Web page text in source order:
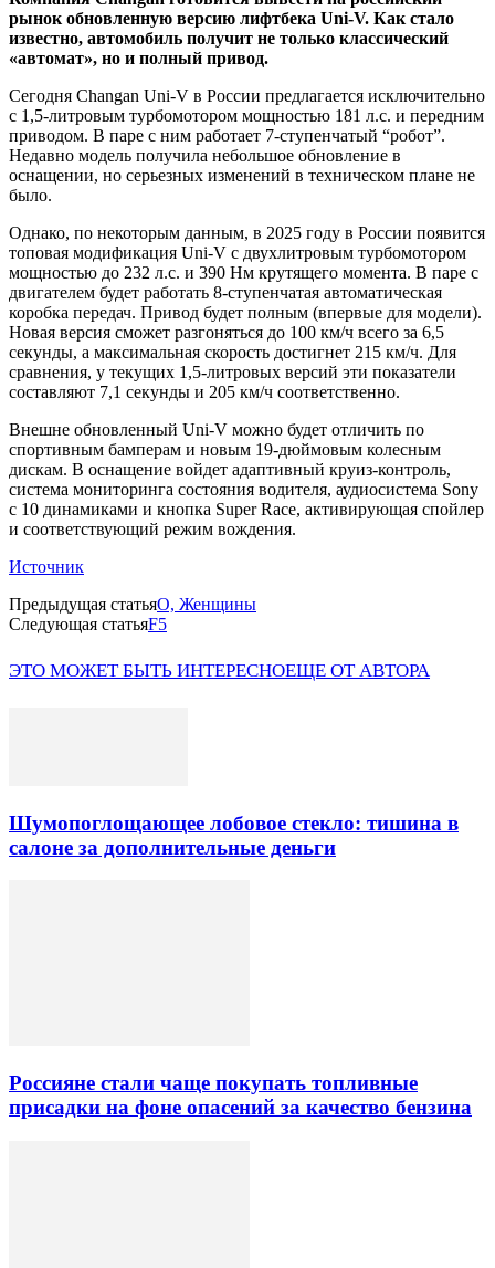
рынок обновленную версию лифтбека Uni-V. Как стало
известно, автомобиль получит не только классический
«автомат», но и полный привод.
Сегодня Changan Uni-V в России предлагается исключительно
с 1,5-литровым турбомотором мощностью 181 л.с. и передним
приводом. В паре с ним работает 7-ступенчатый “робот”.
Недавно модель получила небольшое обновление в
оснащении, но серьезных изменений в техническом плане не
было.
Однако, по некоторым данным, в 2025 году в России появится
топовая модификация Uni-V с двухлитровым турбомотором
мощностью до 232 л.с. и 390 Нм крутящего момента. В паре с
двигателем будет работать 8-ступенчатая автоматическая
коробка передач. Привод будет полным (впервые для модели).
Новая версия сможет разгоняться до 100 км/ч всего за 6,5
секунды, а максимальная скорость достигнет 215 км/ч. Для
сравнения, у текущих 1,5-литровых версий эти показатели
составляют 7,1 секунды и 205 км/ч соответственно.
Внешне обновленный Uni-V можно будет отличить по
спортивным бамперам и новым 19-дюймовым колесным
дискам. В оснащение войдет адаптивный круиз-контроль,
система мониторинга состояния водителя, аудиосистема Sony
с 10 динамиками и кнопка Super Race, активирующая спойлер
и соответствующий режим вождения.
Источник
Предыдущая статьяО, Женщины
Следующая статьяF5
ЭТО МОЖЕТ БЫТЬ ИНТЕРЕСНОЕЩЕ ОТ АВТОРА
Шумопоглощающее лобовое стекло: тишина в
салоне за дополнительные деньги
Россияне стали чаще покупать топливные
присадки на фоне опасений за качество бензина